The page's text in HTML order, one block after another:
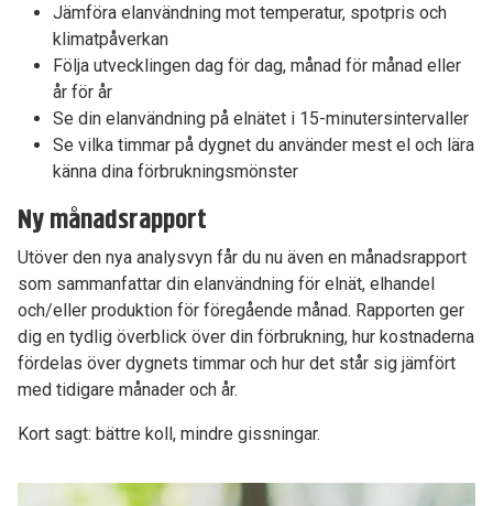
Jämföra elanvändning mot temperatur, spotpris och
klimatpåverkan
Följa utvecklingen dag för dag, månad för månad eller
år för år
Se din elanvändning på elnätet i 15-minutersintervaller
Se vilka timmar på dygnet du använder mest el och lära
känna dina förbrukningsmönster
Ny månadsrapport
Utöver den nya analysvyn får du nu även en månadsrapport
som sammanfattar din elanvändning för elnät, elhandel
och/eller produktion för föregående månad. Rapporten ger
dig en tydlig överblick över din förbrukning, hur kostnaderna
fördelas över dygnets timmar och hur det står sig jämfört
med tidigare månader och år.
Kort sagt: bättre koll, mindre gissningar.